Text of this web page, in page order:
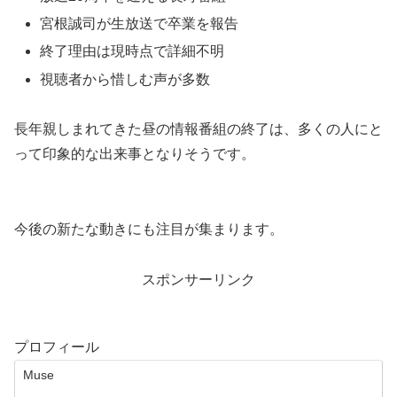
宮根誠司が生放送で卒業を報告
終了理由は現時点で詳細不明
視聴者から惜しむ声が多数
長年親しまれてきた昼の情報番組の終了は、多くの人にと
って印象的な出来事となりそうです。
今後の新たな動きにも注目が集まります。
スポンサーリンク
プロフィール
Muse